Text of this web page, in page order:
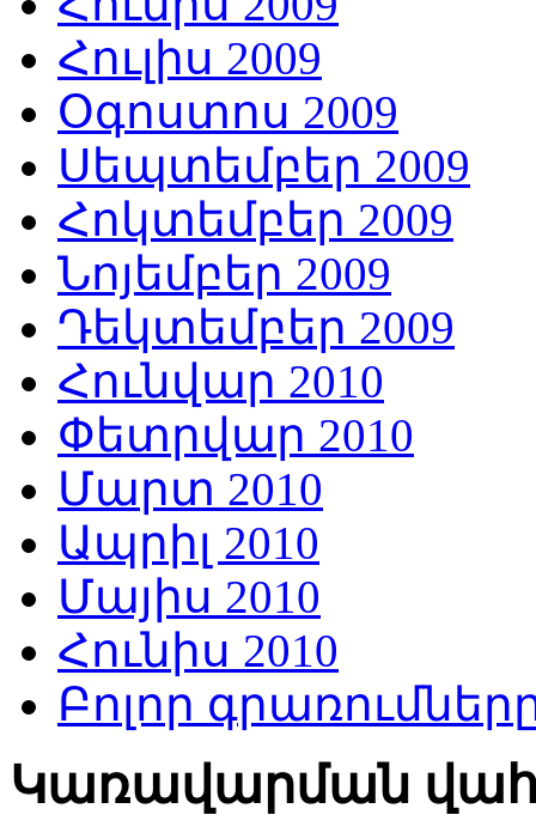
Հուլիս 2009
Օգոստոս 2009
Սեպտեմբեր 2009
Հոկտեմբեր 2009
Նոյեմբեր 2009
Դեկտեմբեր 2009
Հունվար 2010
Փետրվար 2010
Մարտ 2010
Ապրիլ 2010
Մայիս 2010
Հունիս 2010
Բոլոր
Կառավարման